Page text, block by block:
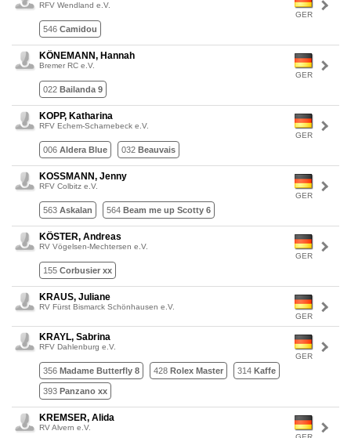
GER
RFV Wendland e.V.
546 Camidou
GER
KÖNEMANN, Hannah
Bremer RC e.V.
022 Bailanda 9
GER
KOPP, Katharina
RFV Echem-Scharnebeck e.V.
006 Aldera Blue 032 Beauvais
GER
KOSSMANN, Jenny
RFV Colbitz e.V.
563 Askalan 564 Beam me up Scotty 6
GER
KÖSTER, Andreas
RV Vögelsen-Mechtersen e.V.
155 Corbusier xx
GER
KRAUS, Juliane
RV Fürst Bismarck Schönhausen e.V.
GER
KRAYL, Sabrina
RFV Dahlenburg e.V.
356 Madame Butterfly 8 428 Rolex Master 314 Kaffe
393 Panzano xx
KREMSER, Alida
RV Alvern e.V.